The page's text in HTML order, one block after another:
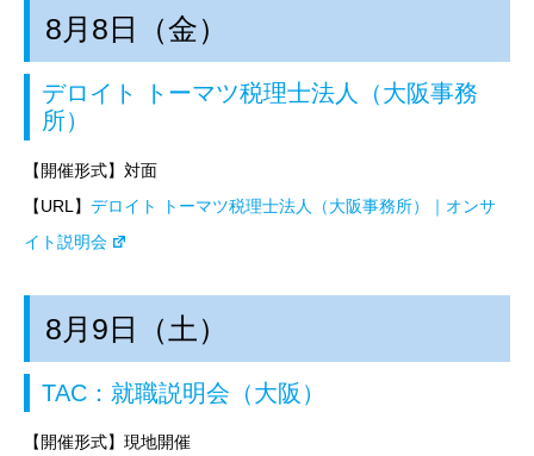
8月8日（金）
デロイト トーマツ税理士法人（大阪事務
所）
【開催形式】対面
【URL】 デロイト トーマツ税理士法人（大阪事務所）｜オンサ
イト説明会
8月9日（土）
TAC：就職説明会（大阪）
【開催形式】現地開催